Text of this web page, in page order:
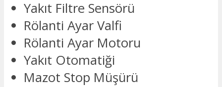
Yakıt Filtre Sensörü
Rölanti Ayar Valfi
Rölanti Ayar Motoru
Yakıt Otomatiği
Mazot Stop Müşürü